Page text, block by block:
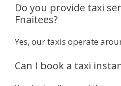
Do you provide taxi
Fnaitees?
Yes, our taxis operate
Can I book a taxi